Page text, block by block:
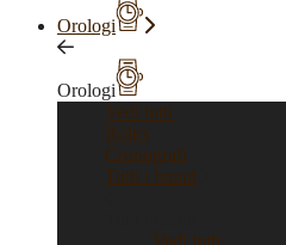
Orologi
Orologi
Vedi tutti
Rolex
Cronografi
Tutti i brand
Vedi tutti